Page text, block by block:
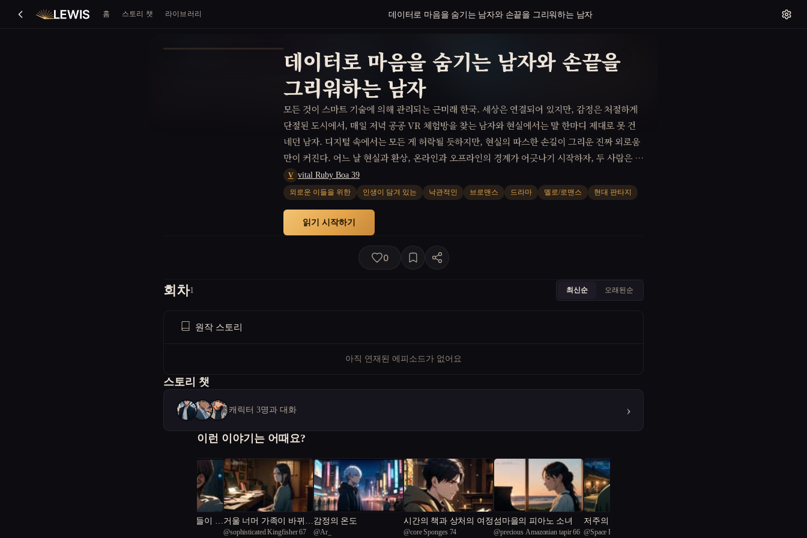
홈 스토리 챗 라이브러리 데이터로 마음을 숨기는 남자와 손끝을 그리워하는 남자
데이터로 마음을 숨기는 남자와 손끝을
그리워하는 남자
모든 것이 스마트 기술에 의해 관리되는 근미래 한국. 세상은 연결되어 있지만, 감정은 처절하게
단절된 도시에서, 매일 저녁 공공 VR 체험방을 찾는 남자와 현실에서는 말 한마디 제대로 못 건
네던 남자. 디지털 속에서는 모든 게 허락될 듯하지만, 현실의 따스한 손길이 그리운 진짜 외로움
만이 커진다. 어느 날 현실과 환상, 온라인과 오프라인의 경계가 어긋나기 시작하자, 두 사람은 가
상현실 속에서 나눈 미묘한 감정과 소망이 실재의 삶으로 확산될 수 있는지 자신을 시험한다. 그
런 그들은, 속마음을 데이터로 환산하는 시대에도 결국 인간의 마음은 직접 맞닿는 순간에만 비로
V vital Ruby Boa 39
외로운 이들을 위한 인생이 담겨 있는 낙관적인 브로맨스 드라마 멜로/로맨스 현대 판타지
읽기 시작하기
0
회차1 최신순 오래된순
원작 스토리
아직 연재된 에피소드가 없어요
스토리 챗
캐릭터 3명과 대화 ›
이런 이야기는 어때요?
가족이 없는 아이들이 가거울 너머 가족이 바뀌었
다
@sophisticated Kingfisher 67
감정의 온도
@Ar_
시간의 책과 상처의 여정
@core Sponges 74
섬마을의 피아노 소녀
@precious Amazonian tapir 66
저주의 이야기꾼
@Space Rabbit